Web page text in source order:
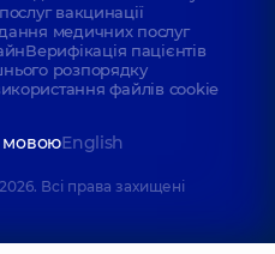
вакцинації
медичних послуг
Верифікація пацієнтів
розпорядку
файлів cookie
мовоюEnglish
Всі права захищені